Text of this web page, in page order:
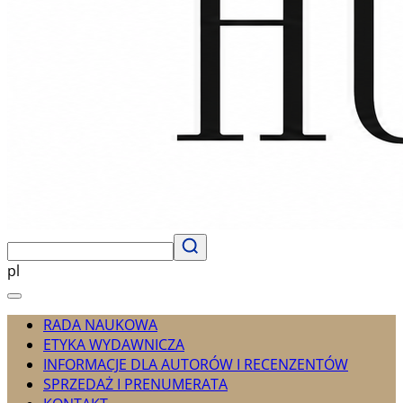
pl
RADA NAUKOWA
ETYKA WYDAWNICZA
INFORMACJE DLA AUTORÓW I RECENZENTÓW
SPRZEDAŻ I PRENUMERATA